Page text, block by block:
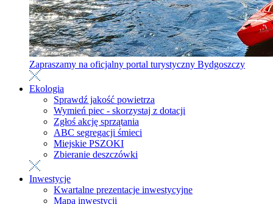
Zapraszamy na oficjalny portal turystyczny Bydgoszczy
Ekologia
Sprawdź jakość powietrza
Wymień piec - skorzystaj z dotacji
Zgłoś akcję sprzątania
ABC segregacji śmieci
Miejskie PSZOKI
Zbieranie deszczówki
Inwestycje
Kwartalne prezentacje inwestycyjne
Mapa inwestycji